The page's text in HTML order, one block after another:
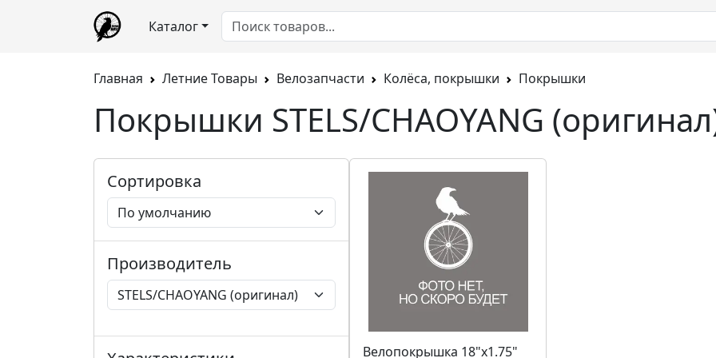
Каталог
Главная Летние Товары Велозапчасти Колёса, покрышки Покрышки
Покрышки STELS/CHAOYANG
Сортировка
Производитель
Велопокрышка 18"х1.75"